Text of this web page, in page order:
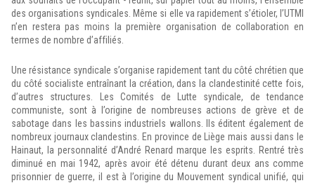
des organisations syndicales. Même si elle va rapidement s’étioler, l’UTMI
n’en restera pas moins la première organisation de collaboration en
termes de nombre d’affiliés.
Une résistance syndicale s’organise rapidement tant du côté chrétien que
du côté socialiste entraînant la création, dans la clandestinité cette fois,
d’autres structures. Les Comités de Lutte syndicale, de tendance
communiste, sont à l’origine de nombreuses actions de grève et de
sabotage dans les bassins industriels wallons. Ils éditent également de
nombreux journaux clandestins. En province de Liège mais aussi dans le
Hainaut, la personnalité d’André Renard marque les esprits. Rentré très
diminué en mai 1942, après avoir été détenu durant deux ans comme
prisonnier de guerre, il est à l’origine du Mouvement syndical unifié, qui